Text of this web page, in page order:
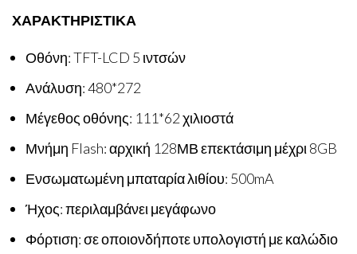
ΧΑΡΑΚΤΗΡΙΣΤΙΚΑ
Οθόνη: TFT-LCD 5 ιντσών
Ανάλυση: 480*272
Μέγεθος οθόνης: 111*62 χιλιοστά
Μνήμη Flash: αρχική 128ΜΒ επεκτάσιμη μέχρι 8GB
Ενσωματωμένη μπαταρία λιθίου: 500mA
Ήχος: περιλαμβάνει μεγάφωνο
Φόρτιση: σε οποιονδήποτε υπολογιστή με καλώδιο